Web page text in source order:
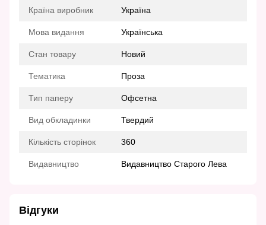
Країна виробник Україна
Мова видання Українська
Стан товару Новий
Тематика Проза
Тип паперу Офсетна
Вид обкладинки Твердий
Кількість сторінок 360
Видавництво Видавництво Старого Лева
Відгуки